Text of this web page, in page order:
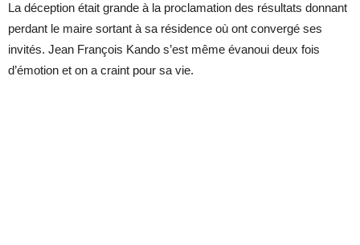
La déception était grande à la proclamation des résultats donnant
perdant le maire sortant à sa résidence où ont convergé ses
invités. Jean François Kando s’est même évanoui deux fois
d’émotion et on a craint pour sa vie.